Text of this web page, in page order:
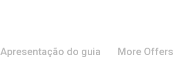
Apresentação do guia More Offers